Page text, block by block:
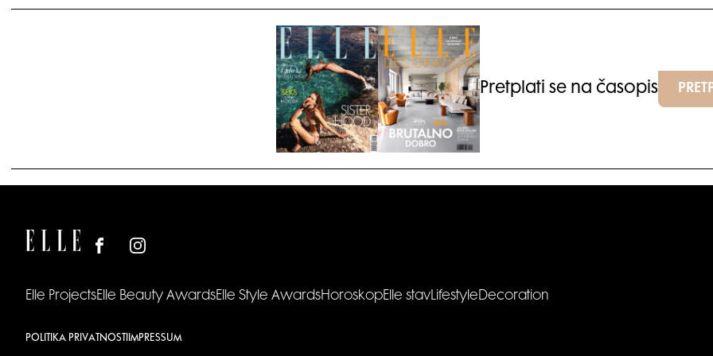
Pretplati se na časopis
Elle ProjectsElle Beauty AwardsElle Style AwardsHoroskopElle stavLifestyleDecoration
POLITIKA PRIVATNOSTI IMPRESSUM